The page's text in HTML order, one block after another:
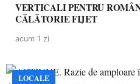
VERTICALI PENTRU
CĂLĂTORIE FIJET
acum 1 zi
LOCALE